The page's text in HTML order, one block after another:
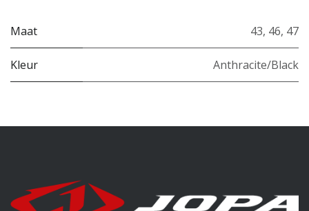
Maat 43, 46, 47
Kleur Anthracite/Black